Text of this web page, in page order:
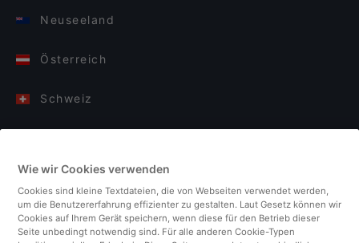
Neuseeland
Österreich
Schweiz
Italien
Finnland
Wie wir Cookies verwenden
Cookies sind kleine Textdateien, die von Webseiten verwendet werden,
um die Benutzererfahrung effizienter zu gestalten. Laut Gesetz können wir
Cookies auf Ihrem Gerät speichern, wenn diese für den Betrieb dieser
Seite unbedingt notwendig sind. Für alle anderen Cookie-Typen